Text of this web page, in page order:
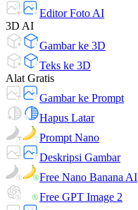
Editor Foto AI
3D AI
Gambar ke 3D
Teks ke 3D
Alat Gratis
Gambar ke Prompt
Hapus Latar
Prompt Nano
Deskripsi Gambar
Free Nano Banana AI
Free GPT Image 2